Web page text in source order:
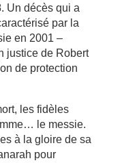
Un décès qui a
par la
en 2001 –
justice de Robert
de protection
les fidèles
le messie.
à la gloire de sa
pour